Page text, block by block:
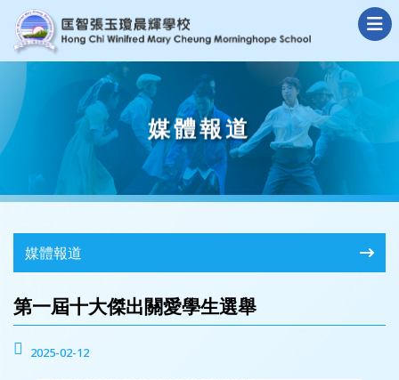
媒體報道
媒體報道
第一屆十大傑出關愛學生選舉
2025-02-12